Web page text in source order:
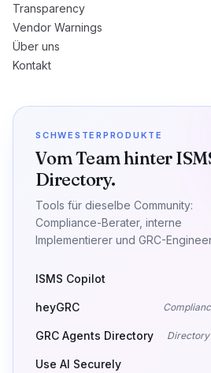
Transparency
Vendor Warnings
Über uns
Kontakt
SCHWESTERPRODUKTE
Vom Team hinter
Directory.
Tools für dieselbe Community:
Compliance-Berater, interne
Implementierer und GRC-
ISMS Copilot
heyGRC
GRC Agents Directory Directory
Use AI Securely